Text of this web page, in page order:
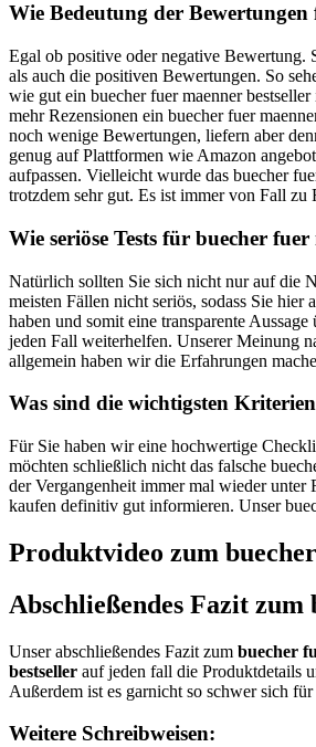
Wie Bedeutung der
Egal ob positive oder negative Bewertung.
als auch die positiven Bewertungen. So
wie gut ein buecher fuer maenner
mehr Rezensionen ein buecher fuer
noch wenige Bewertungen, liefern aber
genug auf Plattformen wie Amazon
aufpassen. Vielleicht wurde das buecher
trotzdem sehr gut. Es ist immer von Fall
Wie seriöse Tests für buecher
Natürlich sollten Sie sich nicht nur auf die
meisten Fällen nicht seriös, sodass Sie hier
haben und somit eine transparente
jeden Fall weiterhelfen. Unserer Meinung
allgemein haben wir die Erfahrungen
Was sind die wichtigsten
Für Sie haben wir eine hochwertige
möchten schließlich nicht das falsche
der Vergangenheit immer mal wieder unter
kaufen definitiv gut informieren. Unser
Produktvideo zum
Abschließendes Fazit zum
Unser abschließendes Fazit zum buecher
bestseller auf jeden fall die Produktdetails
Außerdem ist es garnicht so schwer sich
Weitere Schreibweisen: